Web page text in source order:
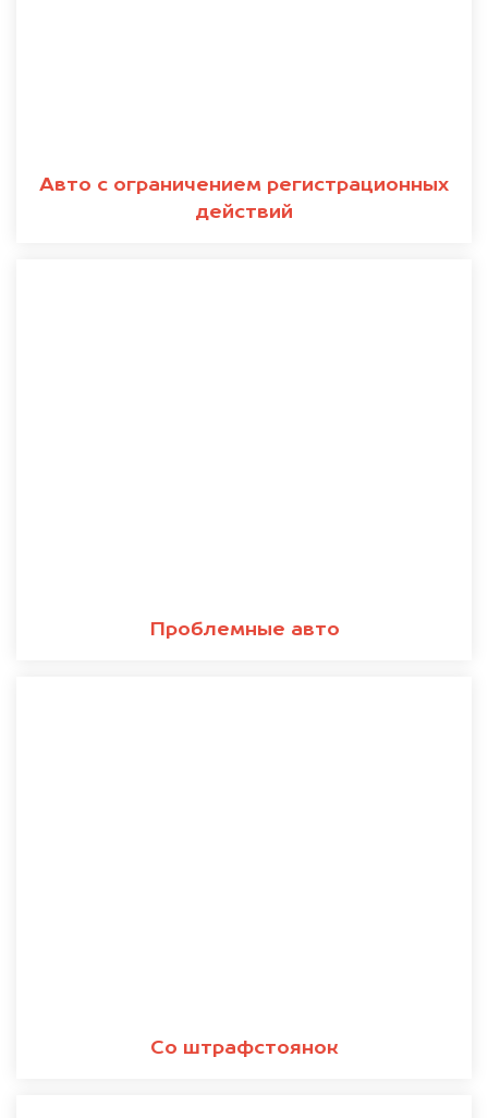
Авто с ограничением регистрационных
действий
Проблемные авто
Со штрафстоянок